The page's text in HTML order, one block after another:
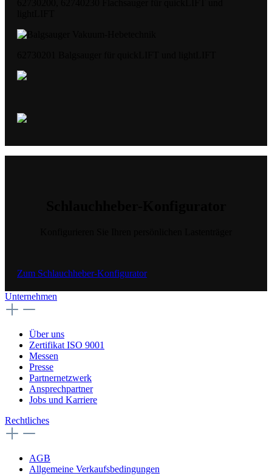
Zum Schlauchheber-Konfigurator
Unternehmen
Über uns
Zertifikat ISO 9001
Messen
Presse
Partnernetzwerk
Ansprechpartner
Jobs und Karriere
Rechtliches
AGB
Allgemeine Verkaufsbedingungen